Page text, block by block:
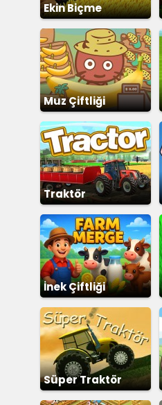
Ekin Biçme
Muz Çiftliği
Traktör
İnek Çiftliği
Süper Traktör